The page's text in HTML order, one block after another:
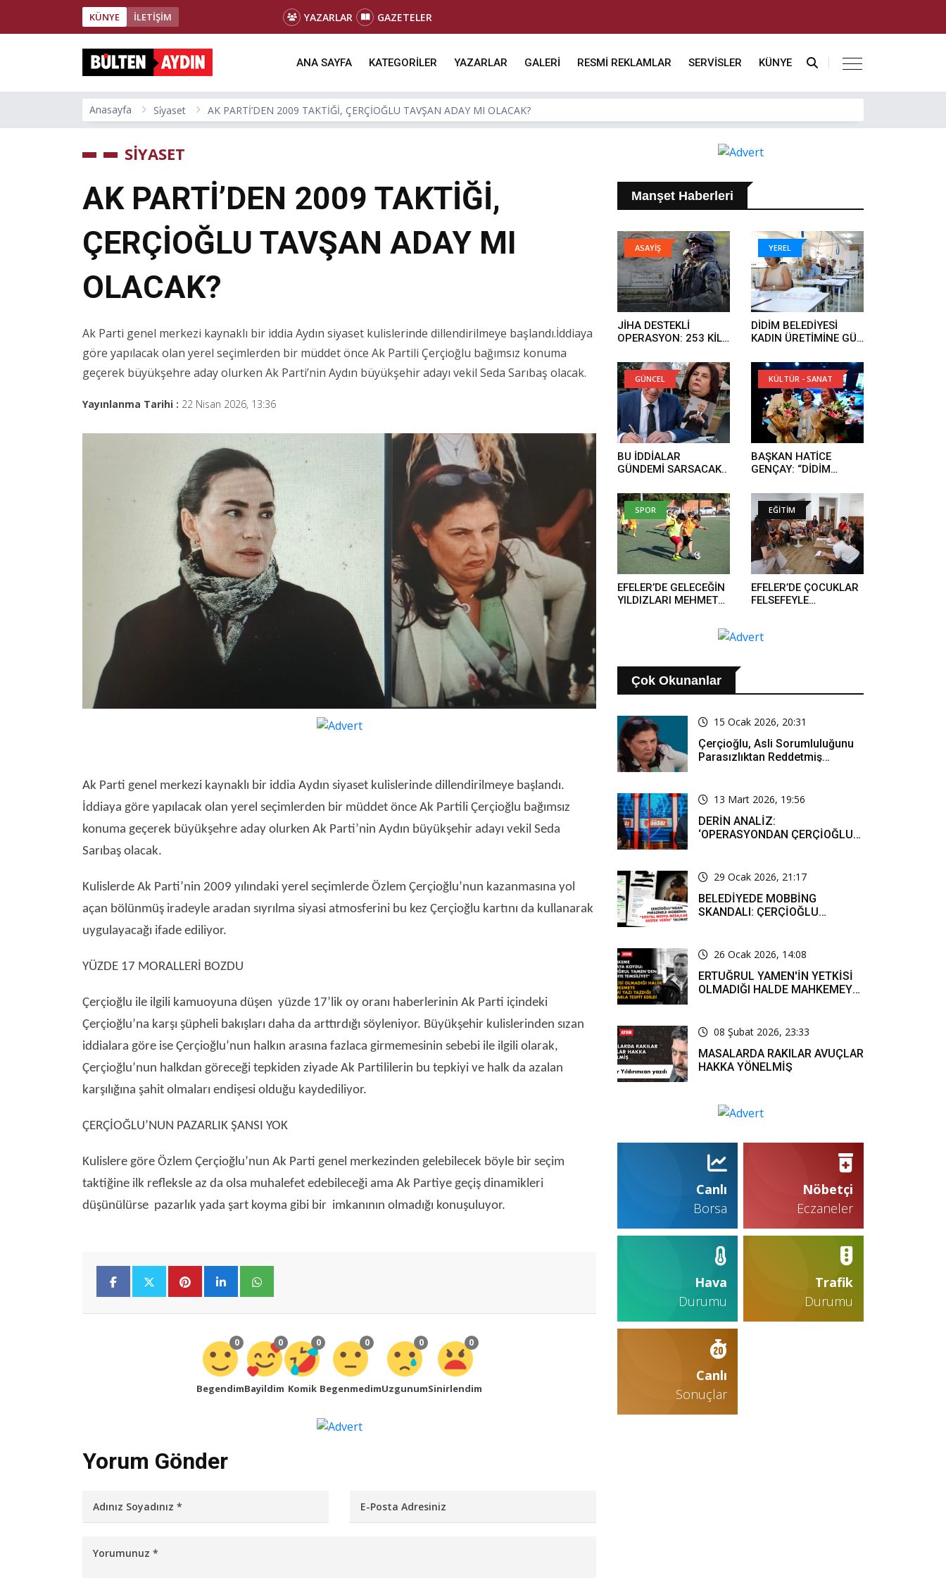
KÜNYE İLETİŞİM YAZARLAR GAZETELER
ANA SAYFA KATEGORİLER YAZARLAR GALERİ RESMİ REKLAMLAR SERVİSLER KÜNYE
Anasayfa Si̇yaset AK PARTİ’DEN 2009 TAKTİĞİ, ÇERÇİOĞLU TAVŞAN ADAY MI OLACAK?
SİYASET
AK PARTİ’DEN 2009 TAKTİĞİ,
ÇERÇİOĞLU TAVŞAN ADAY MI
OLACAK?
Ak Parti genel merkezi kaynaklı bir iddia Aydın siyaset kulislerinde dillendirilmeye başlandı.İddiaya
göre yapılacak olan yerel seçimlerden bir müddet önce Ak Partili Çerçioğlu bağımsız konuma
geçerek büyükşehre aday olurken Ak Parti’nin Aydın büyükşehir adayı vekil Seda Sarıbaş olacak.
Yayınlanma Tarihi : 22 Nisan 2026, 13:36
Ak Parti genel merkezi kaynaklı bir iddia Aydın siyaset kulislerinde dillendirilmeye başlandı.
İddiaya göre yapılacak olan yerel seçimlerden bir müddet önce Ak Partili Çerçioğlu bağımsız
konuma geçerek büyükşehre aday olurken Ak Parti’nin Aydın büyükşehir adayı vekil Seda
Sarıbaş olacak.
Kulislerde Ak Parti’nin 2009 yılındaki yerel seçimlerde Özlem Çerçioğlu’nun kazanmasına yol
açan bölünmüş iradeyle aradan sıyrılma siyasi atmosferini bu kez Çerçioğlu kartını da kullanarak
uygulayacağı ifade ediliyor.
YÜZDE 17 MORALLERİ BOZDU
Çerçioğlu ile ilgili kamuoyuna düşen yüzde 17’lik oy oranı haberlerinin Ak Parti içindeki
Çerçioğlu’na karşı şüpheli bakışları daha da arttırdığı söyleniyor. Büyükşehir kulislerinden sızan
iddialara göre ise Çerçioğlu’nun halkın arasına fazlaca girmemesinin sebebi ile ilgili olarak,
Çerçioğlu’nun halkdan göreceği tepkiden ziyade Ak Partililerin bu tepkiyi ve halk da azalan
karşılığına şahit olmaları endişesi olduğu kaydediliyor.
ÇERÇİOĞLU’NUN PAZARLIK ŞANSI YOK
Kulislere göre Özlem Çerçioğlu’nun Ak Parti genel merkezinden gelebilecek böyle bir seçim
taktiğine ilk refleksle az da olsa muhalefet edebileceği ama Ak Partiye geçiş dinamikleri
düşünülürse pazarlık yada şart koyma gibi bir imkanının olmadığı konuşuluyor.
0
Begendim
0
Bayildim
0
Komik
0
Begenmedim
0
Uzgunum
0
Sinirlendim
Yorum Gönder
Manşet Haberleri
ASAYİŞ
JİHA DESTEKLİ
OPERASYON: 253 KİLO
YEREL
DİDİM BELEDİYESİ
KADIN ÜRETİMİNE GÜÇ
GÜNCEL
BU İDDİALAR
GÜNDEMİ SARSACAK..
KÜLTÜR - SANAT
BAŞKAN HATİCE
GENÇAY: “DİDİM
YÜREK OLDU”..
SPOR
EFELER’DE GELECEĞİN
YILDIZLARI MEHMET
EĞİTİM
EFELER’DE ÇOCUKLAR
FELSEFEYLE
Çok Okunanlar
15 Ocak 2026, 20:31
Çerçioğlu, Asli Sorumluluğunu
Parasızlıktan Reddetmiş…
13 Mart 2026, 19:56
DERİN ANALİZ:
‘OPERASYONDAN ÇERÇİOĞLU
MUCİZE’
29 Ocak 2026, 21:17
BELEDİYEDE MOBBİNG
SKANDALI: ÇERÇİOĞLU
26 Ocak 2026, 14:08
ERTUĞRUL YAMEN'İN YETKİSİ
OLMADIĞI HALDE MAHKEMEYE
08 Şubat 2026, 23:33
MASALARDA RAKILAR AVUÇLAR
HAKKA YÖNELMİŞ
Canlı
Borsa
Nöbetçi
Eczaneler
Hava
Durumu
Trafik
Durumu
Canlı
Sonuçlar